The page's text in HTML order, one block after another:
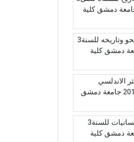
عام2014-2013 جامعة دمشق كلية
اسئلة اختبار في مادة النحو وتاريخه للسنة3
2015 جامعة دمشق كلية
الاندلسي
للسنة3 فصل1 عام2014-2013 جامعة دمشق
اسئلة اختبار في مادة اللسانيات للسنة3
2013 جامعة دمشق كلية